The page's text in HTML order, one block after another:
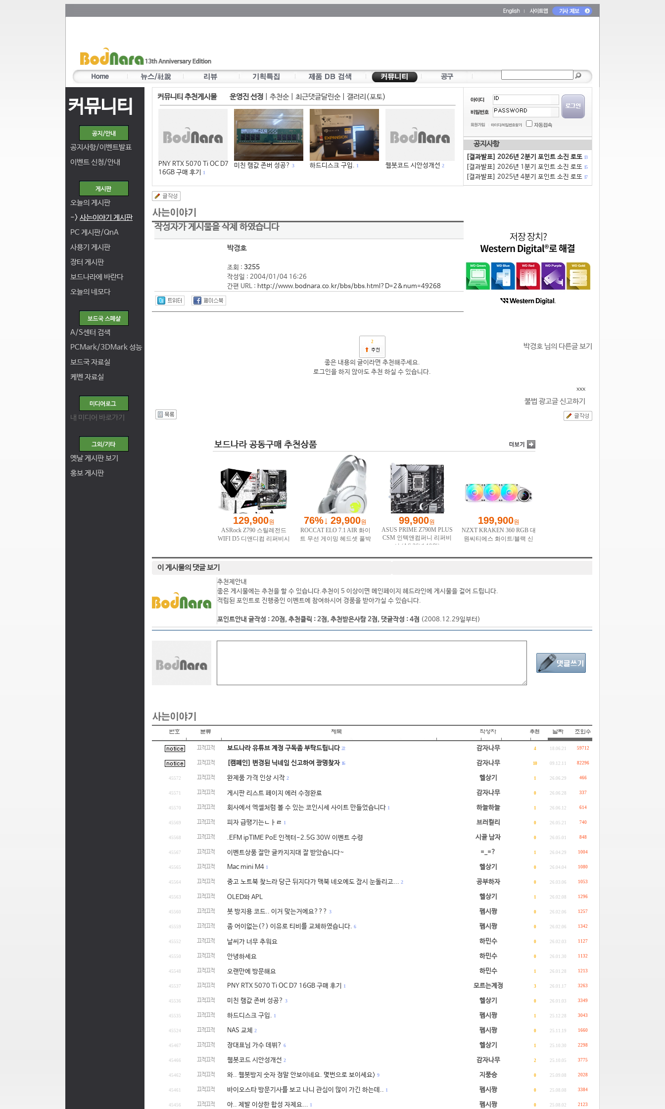
커뮤니티
공지사항/이벤트발표
이벤트 신청/안내
오늘의 게시판
-> 사는이야기 게시판
PC 게시판/QnA
사용기 게시판
장터 게시판
보드나라에 바란다
오늘의 네모다
A/S센터 검색
PCMark/3DMark 성능
보드국 자료실
케벤 자료실
내 미디어 바로가기
옛날 게시판 보기
홍보 게시판
커뮤니티 추천게시물 운영진 선정 추천순| 최근댓글달린순| 갤러리(포토)
PNY RTX 5070 Ti OC D7
16GB 구매 후기
1
미친 램값 존버 성공? 3 하드디스크 구입. 1 웹봇코드 시안성개선 2
공지사항
[결과발표] 2026년 2분기 포인트 소진 로또 13
[결과발표] 2026년 1분기 포인트 소진 로또 15
[결과발표] 2025년 4분기 포인트 소진 로또 17
작성자가 게시물을 삭제 하였습니다
박경호
조회 : 3255
작성일 : 2004/01/04 16:26
간편 URL : http://www.bodnara.co.kr/bbs/bbs.html?D=2&num=49268
2
박경호 님의 다른글 보기
좋은 내용의 글이라면 추천해주세요.
로그인을 하지 않아도 추천 하실 수 있습니다.
xxx
불법 광고글 신고하기
이 게시물의 댓글 보기
추천제안내
좋은 게시물에는 추천을 할 수 있습니다.추천이 5 이상이면 메인페이지 헤드라인에 게시물을 걸어 드립니다.
적립된 포인트로 진행중인 이벤트에 참여하시어 경품을 받아가실 수 있습니다.
포인트안내 글작성 : 20점, 추천클릭 : 2점, 추천받은사람 2점, 댓글작성 : 4점 (2008.12.29일부터)
끄적끄적 보드나라 유튜브 계정 구독좀 부탁드립니다 22 감자나무 4 18.06.21 59712
끄적끄적 [캠페인] 변경된 닉네임 신고하여 광명찾자 16 감자나무 10 09.12.11 82296
45572 끄적끄적 완제품 가격 인상 시작 2 헬상기 1 26.06.29 466
45571 끄적끄적 게시판 리스트 페이지 에러 수정완료 감자나무 0 26.06.28 337
45570 끄적끄적 회사에서 엑셀처럼 볼 수 있는 코인시세 사이트 만들었습니다 1 하늘하늘 1 26.06.12 614
45569 끄적끄적 피자 급땡기는ㄴㅏㄹ 1 브러컬리 0 26.05.21 740
45568 끄적끄적 .EFM ipTIME PoE 인젝터-2.5G 30W 이벤트 수령 시골 남자 0 26.05.01 848
45567 끄적끄적 이벤트상품 잘만 글카지지대 잘 받았습니다~ =_=? 1 26.04.29 1004
45565 끄적끄적 Mac mini M4 1 헬상기 0 26.04.04 1080
45564 끄적끄적 중고 노트북 찾느라 당근 뒤지다가 맥북 네오에도 잠시 눈돌리고... 2 공부하자 0 26.03.06 1053
45563 끄적끄적 OLED와 APL 헬상기 1 26.02.08 1296
45560 끄적끄적 봇 방지용 코드.. 이거 맞는거에요??? 3 펩시짱 0 26.02.06 1257
45559 끄적끄적 좀 어이없는(?) 이유로 티비를 교체하였습니다. 6 펩시짱 0 26.02.06 1342
45552 끄적끄적 날씨가 너무 추워요 하민수 0 26.02.03 1127
45550 끄적끄적 안녕하세요 하민수 0 26.01.30 1132
45548 끄적끄적 오랜만에 방문해요 하민수 1 26.01.28 1213
45537 끄적끄적 PNY RTX 5070 Ti OC D7 16GB 구매 후기 1 모르는계정 3 26.01.17 3263
45536 끄적끄적 미친 램값 존버 성공? 3 헬상기 0 26.01.03 3349
45535 끄적끄적 하드디스크 구입. 1 펩시짱 1 25.12.28 3043
45524 끄적끄적 NAS 교체 2 펩시짱 0 25.11.19 1660
45467 끄적끄적 장대표님 가수 데뷔? 6 헬상기 1 25.10.30 2298
45466 끄적끄적 웹봇코드 시안성개선 2 감자나무 2 25.10.05 3775
45462 끄적끄적 와.. 웹봇방지 숫자 정말 안보이네요. 몇번으로 보이세요> 9 지풍승 0 25.09.08 2028
45461 끄적끄적 바이오스타 방문기사를 보고 나니 관심이 많이 가긴 하는데.. 1 펩시짱 0 25.08.08 3384
45456 끄적끄적 아.. 제발 이상한 합성 자제요... 1 펩시짱 0 25.08.02 2123